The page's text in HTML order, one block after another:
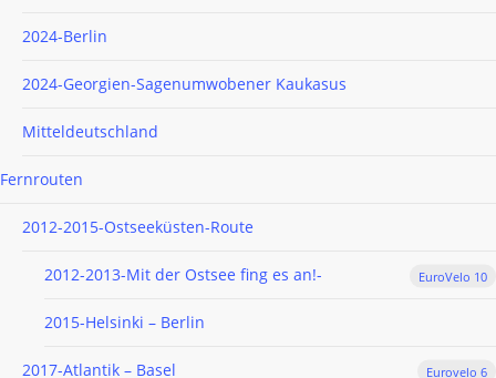
2024-Berlin
2024-Georgien-Sagenumwobener Kaukasus
Mitteldeutschland
Fernrouten
2012-2015-Ostseeküsten-Route
EuroVelo 10
2012-2013-Mit der Ostsee fing es an!-
2015-Helsinki – Berlin
2017-Atlantik – Basel Eurovelo 6